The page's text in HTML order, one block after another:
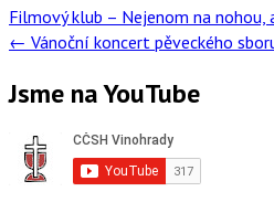
Post
navigation
Filmový klub – Nejenom na nohou,
← Vánoční koncert pěveckého
Jsme na YouTube